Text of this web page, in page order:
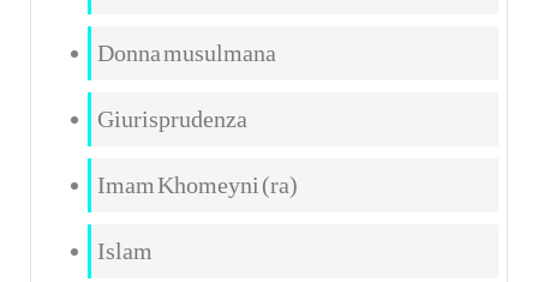
Donna musulmana
Giurisprudenza
Imam Khomeyni (ra)
Islam